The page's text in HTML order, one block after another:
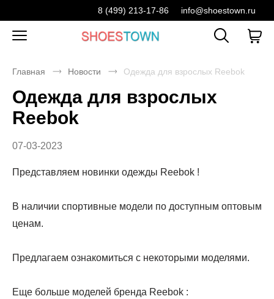
8 (499) 213-17-86 info@shoestown.ru
Главная Новости Одежда для взрослых Reebok
Одежда для взрослых
Reebok
07-03-2023
Представляем новинки одежды Reebok !
В наличии спортивные модели по доступным оптовым
ценам.
Предлагаем ознакомиться с некоторыми моделями.
Еще больше моделей бренда Reebok :